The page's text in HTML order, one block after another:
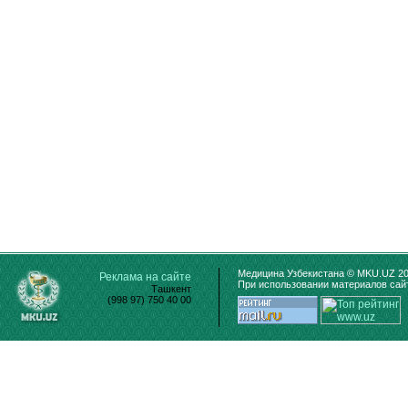
Реклама на сайте
Ташкент
(998 97) 750 40 00
Медицина Узбекистана © MKU.UZ
При использовании материалов